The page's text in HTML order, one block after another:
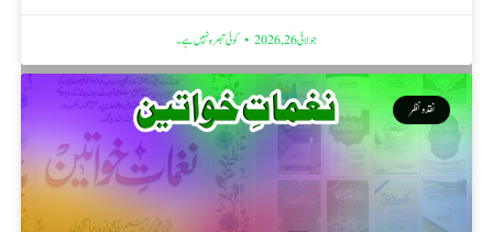
جولائی 26, 2026 کوئی تبصرہ نہیں ہے۔
نقد ونظر